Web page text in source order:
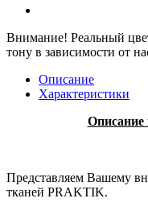
Внимание! Реальный
тону в зависимости от
Описание
Характеристики
Описание
Представляем Вашему
тканей PRAKTIK.